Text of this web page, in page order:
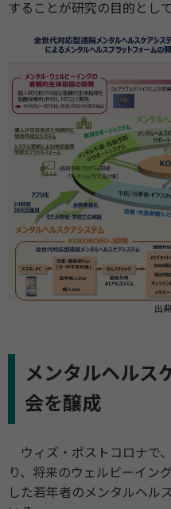
することが研究の目的として
出
メンタルヘルス
会を醸成
ウィズ・ポストコロナで
り、将来のウェルビーイン
した若年者のメンタルヘル